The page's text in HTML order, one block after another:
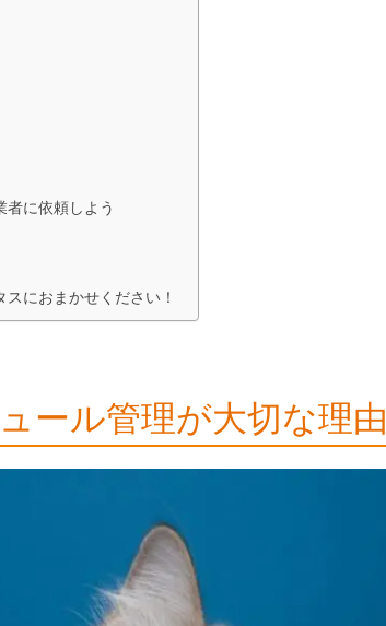
者に依頼しよう
におまかせください！
ール管理が大切な理由